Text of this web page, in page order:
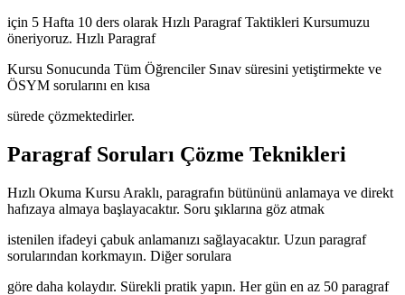
için 5 Hafta 10 ders olarak Hızlı Paragraf Taktikleri Kursumuzu
öneriyoruz. Hızlı Paragraf
Kursu Sonucunda Tüm Öğrenciler Sınav süresini yetiştirmekte ve
ÖSYM sorularını en kısa
sürede çözmektedirler.
Paragraf Soruları Çözme Teknikleri
Hızlı Okuma Kursu Araklı, paragrafın bütününü anlamaya ve direkt
hafızaya almaya başlayacaktır. Soru şıklarına göz atmak
istenilen ifadeyi çabuk anlamanızı sağlayacaktır. Uzun paragraf
sorularından korkmayın. Diğer sorulara
göre daha kolaydır. Sürekli pratik yapın. Her gün en az 50 paragraf